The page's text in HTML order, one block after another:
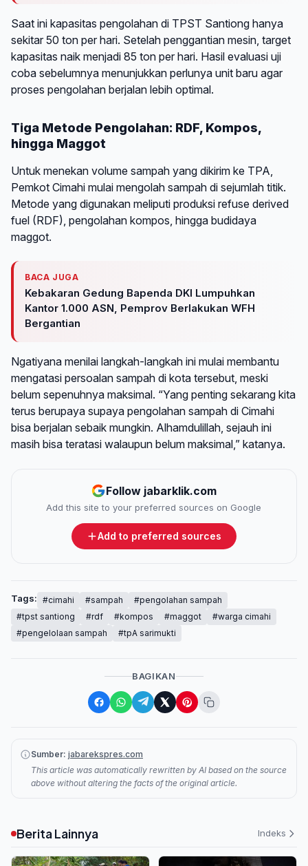
Saat ini kapasitas pengolahan di TPST Santiong hanya
sekitar 50 ton per hari. Setelah penggantian mesin, target
kapasitas naik menjadi 85 ton per hari. Hasil evaluasi uji
coba sebelumnya menunjukkan perlunya unit baru agar
proses pengolahan berjalan lebih optimal.
Tiga Metode Pengolahan: RDF, Kompos,
hingga Maggot
Untuk menekan volume sampah yang dikirim ke TPA,
Pemkot Cimahi mulai mengolah sampah di sejumlah titik.
Metode yang digunakan meliputi produksi refuse derived
fuel (RDF), pengolahan kompos, hingga budidaya
maggot.
BACA JUGA
Kebakaran Gedung Bapenda DKI Lumpuhkan
Kantor 1.000 ASN, Pemprov Berlakukan WFH
Bergantian
Ngatiyana menilai langkah-langkah ini mulai membantu
mengatasi persoalan sampah di kota tersebut, meski
belum sepenuhnya maksimal. “Yang penting sekarang kita
terus berupaya supaya pengolahan sampah di Cimahi
bisa berjalan sebaik mungkin. Alhamdulillah, sejauh ini
masih bisa teratasi walaupun belum maksimal,” katanya.
Follow jabarklik.com
Add this site to your preferred sources on Google
Add to preferred sources
Tags: #cimahi #sampah
#pengolahan sampah
#tpst santiong
#rdf #kompos #maggot
#warga cimahi
#pengelolaan sampah
#tpA sarimukti
BAGIKAN
Sumber: jabarekspres.com
This article was automatically rewritten by AI based on the source
above without altering the facts of the original article.
Berita Lainnya Indeks